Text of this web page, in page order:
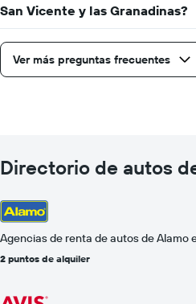
San Vicente y las Granadinas?
Ver más preguntas frecuentes
Directorio de autos
Agencias de renta de autos de Alamo
2 puntos de alquiler